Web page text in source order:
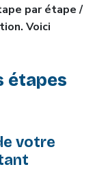
par étape /
Voici
étapes
votre